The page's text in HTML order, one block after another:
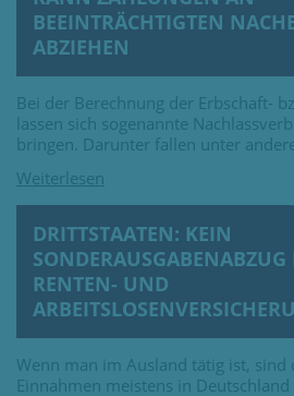
BEEINTRÄCHTIGTEN
ABZIEHEN
Bei der Berechnung der Erbschaft-
lassen sich sogenannte
bringen. Darunter fallen unter
DRITTSTAATEN: KEIN
SONDERAUSGABENABZUG
RENTEN- UND
Wenn man im Ausland tätig ist, sind
Einnahmen meistens in